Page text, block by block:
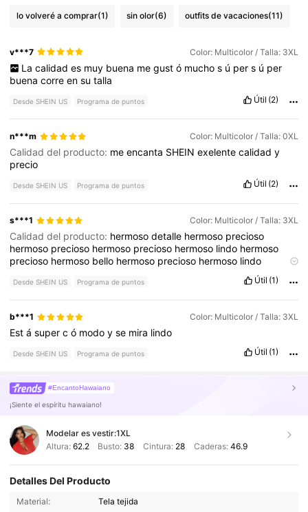
lo volveré a comprar(1) sin olor(6) outfits de vacaciones(11)
v***7 Color: Multicolor / Talla: 3XL
La calidad es muy buena me gust ó mucho s ú per s ú per
buenacorreensutalla
Desde SHEIN US Programa de puntos Útil (2)
n***m Color: Multicolor / Talla: 0XL
Calidad del producto: meencanta SHEINexelentecalidady
precio
Desde SHEIN US Programa de puntos Útil (2)
s***1 Color: Multicolor / Talla: 3XL
Calidad del producto: hermosodetalle hermoso precioso
hermoso precioso hermoso precioso hermoso lindo hermoso
precioso hermoso bello hermoso precioso hermoso lindo
Desde SHEIN US Programa de puntos Útil (1)
b***1 Color: Multicolor / Talla: 3XL
Estásupercó modoyse mira lindo
Desde SHEIN US Programa de puntos Útil (1)
#EncantoHawaiano
¡Siente el espíritu hawaiano!
Modelar es vestir:1XL
Altura: 62.2 Busto: 38 Cintura: 28 Caderas: 46.9
Detalles Del Producto
Material: Tela tejida